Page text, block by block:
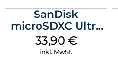
SanDisk
microSDXC Ultra
128 GB + Adapter
Mobile
33,90 €
inkl. MwSt.